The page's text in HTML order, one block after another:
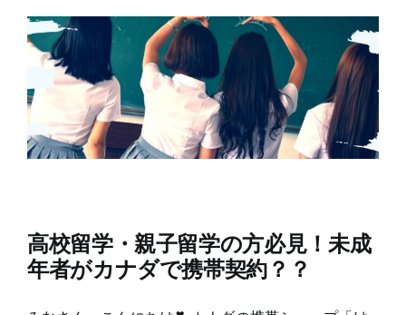
高校留学・親子留学の方必見！未成
年者がカナダで携帯契約？？